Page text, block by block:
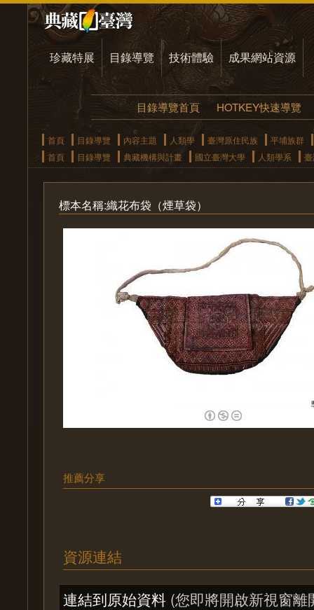
珍藏特展 目錄導覽 技術體驗 成果網站資源
目錄導覽首頁 HOTKEY快速導覽
首頁 目錄導覽 內容主題 人類學 臺灣原住民族
平埔族群
首頁
目錄導覽 典藏機構與計畫 國立臺灣大學 人類學系
標本名稱:織花布袋（煙草袋）
推薦分享
資源連結
連結到原始資料 (您即將開啟新視窗離